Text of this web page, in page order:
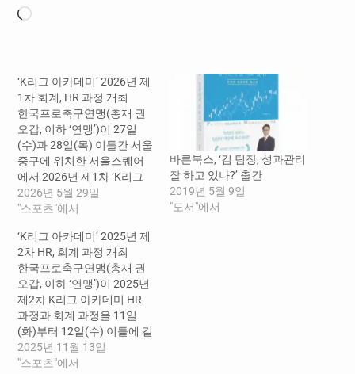
로
‘K리그 아카데미’ 2026년 제
1차 회계, HR 과정 개최
한국프로축구연맹(총재 권
오갑, 이하 ‘연맹’)이 27일
(수)과 28일(목) 이틀간 서울
중구에 위치한 서울스퀘어
에서 2026년 제1차 ‘K리그
아카데미’ 회계 과정
과 HR 과정을 진행했다. 이
그 29개 구단 회계·인사 담당
자 100여 명이 참석했다. 첫
날 열린 회계 과정은 개정 세
법, 재정건전화 제도, AI 기반
재무 프로세스 등 구단 재무
운영의 투명성과 실무 역량
강화를 위한 교육으로 구성
됐다. 이날 첫 번째 강의에서
는 세무회계법인 여솔 방준
2026년 5월 29일
"스포츠"에서
바른북스, ‘김 팀장, 성과관리
잘 하고 있나?’ 출간
2019년 5월 9일
"도서"에서
‘K리그 아카데미’ 2025년 제
2차 HR, 회계 과정 개최
한국프로축구연맹(총재 권
오갑, 이하 ‘연맹’)이 2025년
제2차 K리그 아카데미 HR
과정과 회계 과정을 11일
(화)부터 12일(수) 이틀에 걸
쳐 개최했다. K리그 회계, 인
사 담당자들의 역량 제고를
2025년 11월 13일
"스포츠"에서